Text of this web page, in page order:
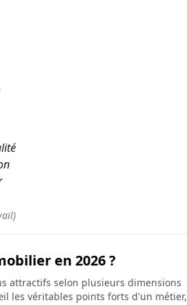
en 2026 ?
attractifs selon plusieurs dimensions
les véritables points forts d'un métier,